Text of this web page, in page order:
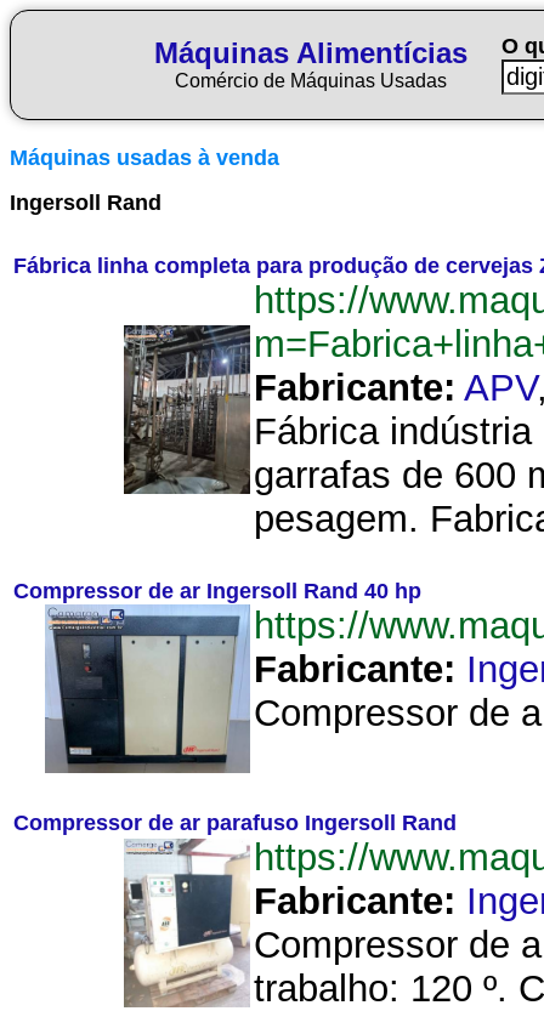
Máquinas Alimentícias
Comércio de Máquinas Usadas
O
Máquinas usadas à venda
Ingersoll Rand
Fábrica linha completa para produção de cervejas
https://
Fabricante: APV
Fábrica
garrafas de 600
pesagem.
Compressor de ar Ingersoll Rand 40 hp
https://
Fabricante:
Compressor de
Compressor de ar parafuso Ingersoll Rand
https://
Fabricante:
Compressor de
trabalho: 120 º.